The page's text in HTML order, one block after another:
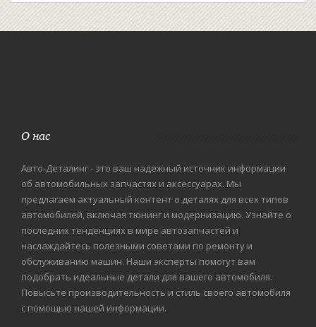
О нас
Авто-Деталинг - это ваш надежный источник информации
об автомобильных запчастях и аксессуарах. Мы
предлагаем актуальный контент о деталях для всех типов
автомобилей, включая тюнинг и модернизацию. Узнайте о
последних тенденциях в мире автозапчастей и
наслаждайтесь полезными советами по ремонту и
обслуживанию машин. Наши эксперты помогут вам
подобрать идеальные детали для вашего автомобиля.
Повысьте производительность и стиль своего автомобиля
с помощью нашей информации.